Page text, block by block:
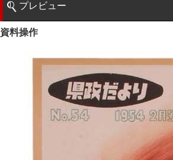
プレビュー
1ページ
資料操作